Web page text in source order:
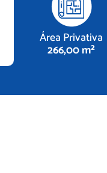
Área Privativa
266,00 m²